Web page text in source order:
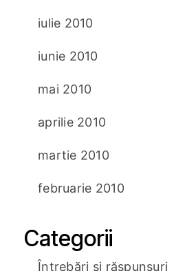
iulie 2010
iunie 2010
mai 2010
aprilie 2010
martie 2010
februarie 2010
Categorii
Întrebări și răspunsuri